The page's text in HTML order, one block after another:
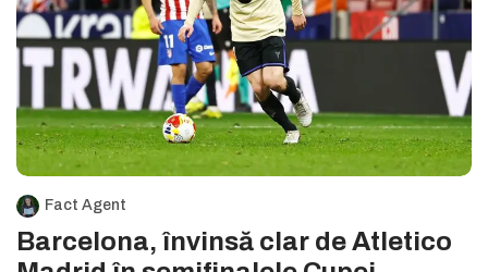
Fact Agent
Barcelona, învinsă clar de Atletico